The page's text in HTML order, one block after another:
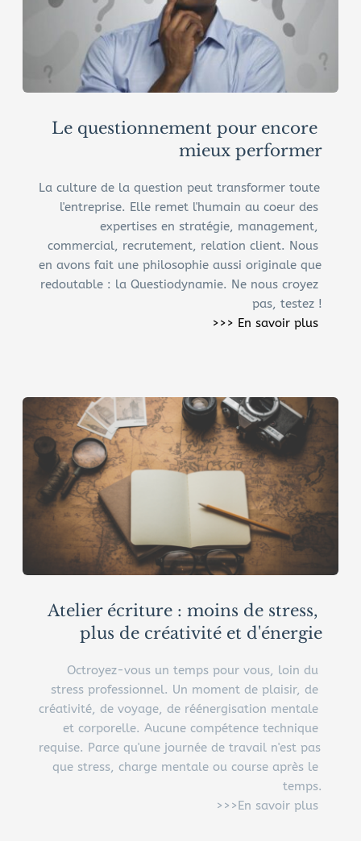
Le questionnement pour encore
mieux performer
La culture de la question peut transformer toute
l'entreprise. Elle remet l'humain au coeur des
expertises en stratégie, management,
commercial, recrutement, relation client. Nous
en avons fait une philosophie aussi originale que
redoutable : la Questiodynamie. Ne nous croyez
pas, testez !
>>> En savoir plus
Atelier écriture : moins de stress,
plus de créativité et d'énergie
Octroyez-vous un temps pour vous, loin du
stress professionnel. Un moment de plaisir, de
créativité, de voyage, de réénergisation mentale
et corporelle. Aucune compétence technique
requise. Parce qu'une journée de travail n'est pas
que stress, charge mentale ou course après le
temps.
>>>En savoir plus